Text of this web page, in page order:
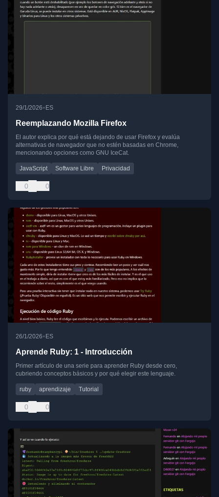
29/1/2026• ES
Reemplazando Mozilla Firefox
El autor explica por qué está dejando de usar Firefox y evalúa
alternativas de navegador que no estén basadas en Chrome,
mencionando opciones como GNU IceCat.
JavaScript Software Libre Privacidad
0 0
26/1/2026•ES
Aprende Ruby: 1 - Introducción
Primer artículo de una serie para aprender Ruby desde cero,
cubriendo conceptos básicos y por qué elegir este lenguaje.
ruby aprendizaje Tutorial
0 0